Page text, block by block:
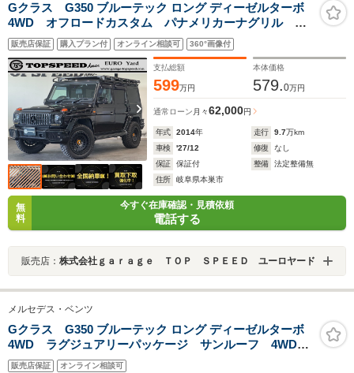
Gクラス G350 ブルーテック ロング ディーゼルターボ
4WD オフロードカスタム パナメリカーナグリル リ
フトアップ ヘッドライトガード ウィンカーガード
テールガード ルーフラック Rotiform STL 20イ
ンチホイール HIFLY MTタイヤ
販売店保証 購入プラン付 オンライン相談可 360°画像付
支払総額
599万円
本体価格
579.0万円
通常ローン 月々62,000円
年式 2014年 走行 9.7万km
車検
'27/12 修復
なし
保証
保証付 整備
法定整備無
住所
岐阜県本巣市
無
料
今すぐ在庫確認・見積依頼
電話する
販売店： 株式会社ｇａｒａｇｅ ＴＯＰ ＳＰＥＥＤ ユーロヤード
メルセデス・ベンツ
Gクラス G350 ブルーテック ロング ディーゼルターボ
4WD ラグジュアリーパッケージ サンルーフ 4WD
衝突被害軽減システム 革シート レーダークルーズコ
販売店保証 オンライン相談可